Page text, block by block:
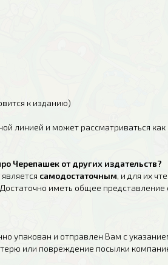
к изданию)
линией и может рассматриваться
Черепашек от других издательств?
самодостаточным, и для их
иметь общее представление
упакован и отправлен Вам с
или повреждение посылки